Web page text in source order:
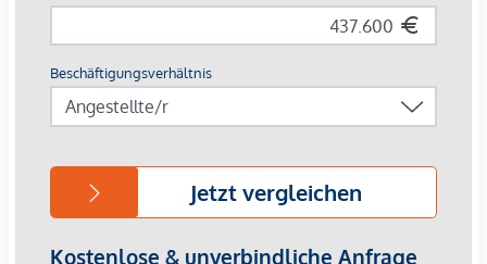
Immobilienunternehmen angeboten. Allfällige aus dem
gegenüber dem anbietenden Immobilienunternehmen
geltend zu machen. Wir weisen Sie darauf hin, dass die
unverbindliche Vorabinformationen sind und daher ohne
Gewähr erfolgen. Der Vermittler ist als Doppelmakler tätig.